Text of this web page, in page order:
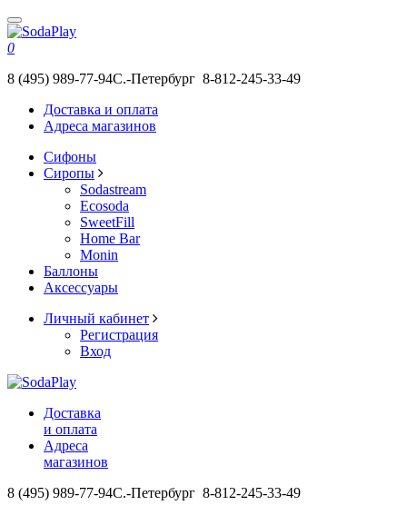
0
8 (495) 989-77-94С.-Петербург 8-812-245-33-49
Доставка и оплата
Адреса магазинов
Сифоны
Сиропы
Sodastream
Ecosoda
SweetFill
Home Bar
Monin
Баллоны
Аксессуары
Личный кабинет
Регистрация
Вход
Доставка
и оплата
Адреса
магазинов
8 (495) 989-77-94С.-Петербург 8-812-245-33-49